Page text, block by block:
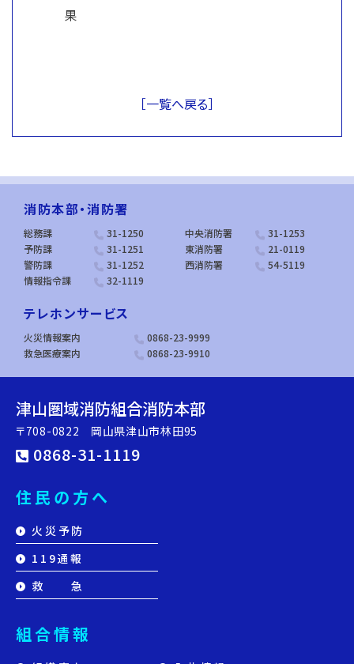
果
［一覧へ戻る］
消防本部・消防署
総務課 31-1250 中央消防署
31-1253
予防課
31-1251 東消防署
21-0119
警防課
31-1252 西消防署
54-5119
情報指令課
32-1119
テレホンサービス
火災情報案内
0868-23-9999
救急医療案内
0868-23-9910
津山圏域消防組合消防本部
〒708-0822 岡山県津山市林田95
0868-31-1119
住民の方へ
火災予防
119通報
救 急
組合情報